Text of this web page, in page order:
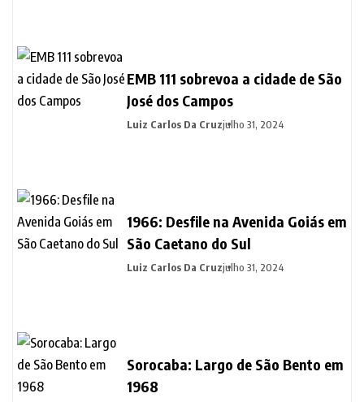
EMB 111 sobrevoa a cidade de São
José dos Campos
Luiz Carlos Da Cruzjulho 31, 2024
1966: Desfile na Avenida Goiás em
São Caetano do Sul
Luiz Carlos Da Cruzjulho 31, 2024
Sorocaba: Largo de São Bento em
1968